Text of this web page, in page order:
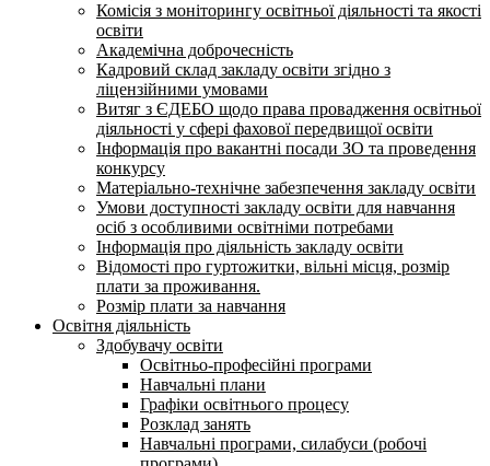
Комісія з моніторингу освітньої діяльності та якості
освіти
Академічна доброчесність
Кадровий склад закладу освіти згідно з
ліцензійними умовами
Витяг з ЄДЕБО щодо права провадження освітньої
діяльності у сфері фахової передвищої освіти
Інформація про вакантні посади ЗО та проведення
конкурсу
Матеріально-технічне забезпечення закладу освіти
Умови доступності закладу освіти для навчання
осіб з особливими освітніми потребами
Інформація про діяльність закладу освіти
Відомості про гуртожитки, вільні місця, розмір
плати за проживання.
Розмір плати за навчання
Освітня діяльність
Здобувачу освіти
Освітньо-професійні програми
Навчальні плани
Графіки освітнього процесу
Розклад занять
Навчальні програми, силабуси (робочі